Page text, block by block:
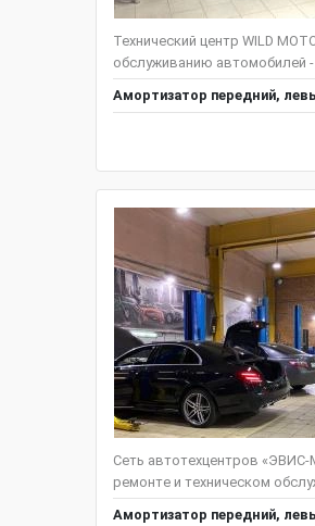
Технический центр WILD
обслуживанию автомобилей
Амортизатор передний,
Сеть автотехцентров
ремонте и техническом
Амортизатор передний,